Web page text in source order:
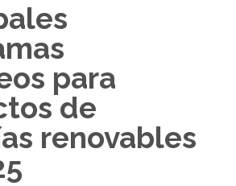
para
de
renovables